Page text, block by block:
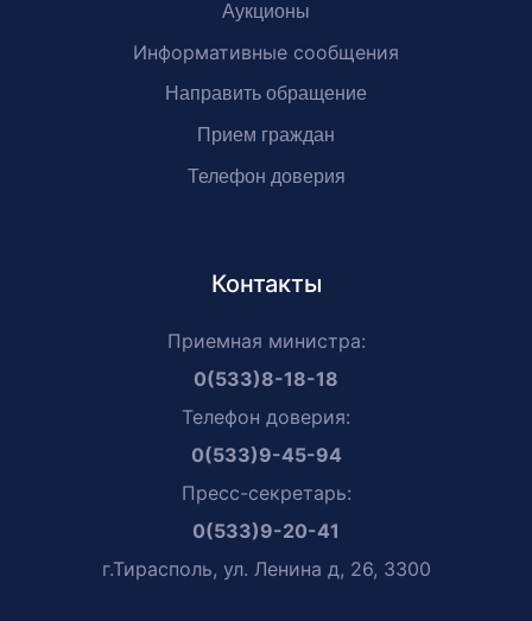
Аукционы
Информативные сообщения
Направить обращение
Прием граждан
Телефон доверия
Контакты
Приемная министра:
0(533)8-18-18
Телефон доверия:
0(533)9-45-94
Пресс-секретарь:
0(533)9-20-41
г.Тирасполь, ул. Ленина д, 26, 3300